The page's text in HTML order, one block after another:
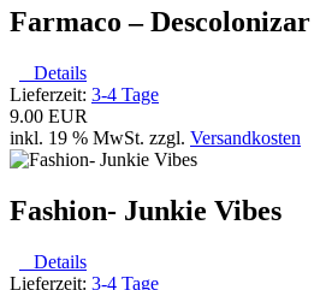
Farmaco ‎–
Details
Lieferzeit: 3-4 Tage
9.00 EUR
inkl. 19 % MwSt. zzgl. Versandkosten
Fashion- Junkie Vibes
Details
Lieferzeit: 3-4 Tage